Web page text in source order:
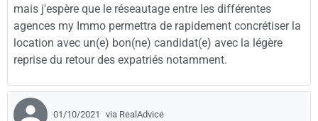
mais j'espère que le réseautage entre les différentes
agences my Immo permettra de rapidement concrétiser la
location avec un(e) bon(ne) candidat(e) avec la légère
reprise du retour des expatriés notamment.
01/10/2021 via RealAdvice